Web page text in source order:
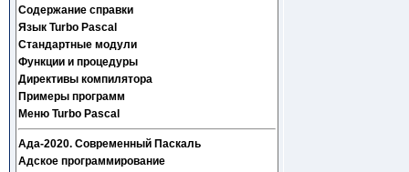
Содержание справки
Язык Turbo Pascal
Стандартные модули
Функции и процедуры
Директивы компилятора
Примеры программ
Меню Turbo Pascal
Ада-2020. Современный Паскаль
Адское программирование